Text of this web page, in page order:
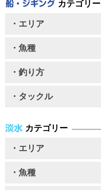
カテゴリー
・エリア
・魚種
・釣り方
・タックル
カテゴリー
・エリア
・魚種